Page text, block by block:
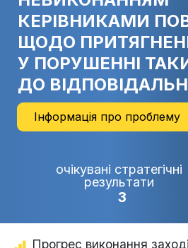
КЕРІВНИКАМИ
ЩОДО
У ПОРУШЕННІ
ДО
Інформація про проблему
очікувані стратегічні
результати
3
Прогрес виконання